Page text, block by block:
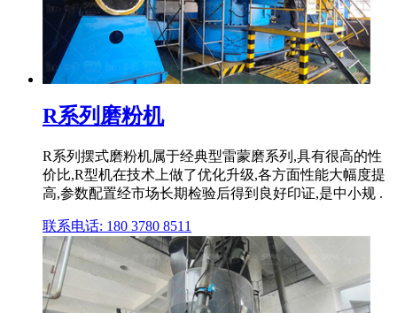
R系列磨粉机
R系列摆式磨粉机属于经典型雷蒙磨系列,具有很高的性
价比,R型机在技术上做了优化升级,各方面性能大幅度提
高,参数配置经市场长期检验后得到良好印证,是中小规 .
联系电话: 180 3780 8511